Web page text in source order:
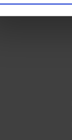
che hanno raccolto